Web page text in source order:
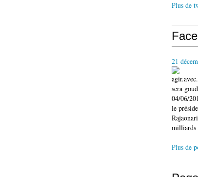
Plus de
21
sera
04/06/
le
milliards
Plus de